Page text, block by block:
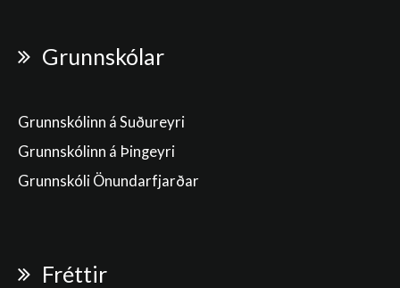
Grunnskólar
Grunnskólinn á Suðureyri
Grunnskólinn á Þingeyri
Grunnskóli Önundarfjarðar
Fréttir